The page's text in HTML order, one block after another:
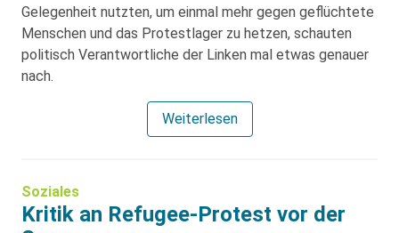
Gelegenheit nutzten, um einmal mehr gegen geflüchtete
Menschen und das Protestlager zu hetzen, schauten
politisch Verantwortliche der Linken mal etwas genauer
nach.
Weiterlesen
Soziales
Kritik an Refugee-Protest vor der